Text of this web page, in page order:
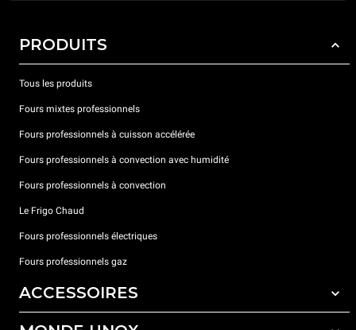
PRODUITS
Tous les produits
Fours mixtes professionnels
Fours professionnels à cuisson accélérée
Fours professionnels à convection avec humidité
Fours professionnels à convection
Le Frigo Chaud
Fours professionnels électriques
Fours professionnels gaz
ACCESSOIRES